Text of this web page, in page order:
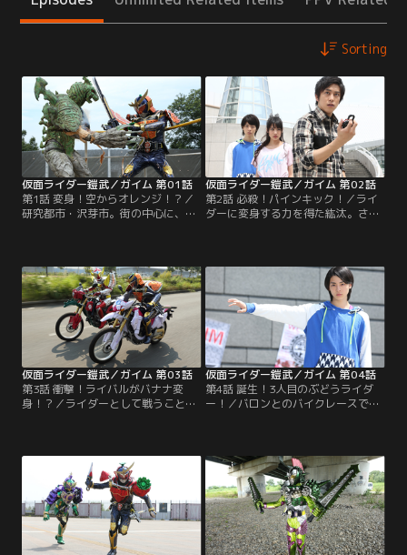
Sorting
仮面ライダー鎧武／ガイム 第01話
第1話 変身！空からオレンジ！？／
研究都市・沢芽市。街の中心に、大
テージでパフォーマンスを競い合っ
ていた。葛葉紘汰は、姉と二人暮ら
し。ダンスチーム鎧武に所属してい
たが、遊びは卒業し、大人にならな
きゃいけない、と決め、チームを抜
ける。
仮面ライダー鎧武／ガイム 第02話
第2話 必殺！パインキック！／ライ
ダーに変身する力を得た紘汰。さ
トアップ。駆紋戒斗率いるチームバ
ロンが今、一番の勢いだ。「強さ」
に哲学を持つ戒斗は、チーム鎧武の
ガレージに乗り込んできて…。
仮面ライダー鎧武／ガイム 第03話
第3話 衝撃！ライバルがバナナ変
身！？／ライダーとして戦うことに
スゲームを挑んでくるチームにも、
ライダーに変身して華麗に勝利をお
さめる。すっかり人気のアーマード
ライダー鎧武。一方で、錠前ディー
ラーのシドは、ライバルチームの戒
斗に近づき……。
仮面ライダー鎧武／ガイム 第04話
第4話 誕生！3人目のぶどうライダ
ー！／バロンとのバイクレースで、
り、一人でつき進む。行方不明のリ
ーダー裕也を探し始めた紘汰だが、
別のアーマードライダーが現れ
て……。